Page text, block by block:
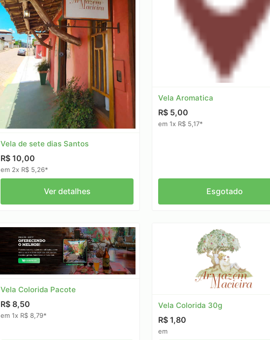
Vela de sete dias Santos
R$ 10,00
em 2x R$ 5,26*
Ver detalhes
Vela Aromatica
R$ 5,00
em 1x R$ 5,17*
Esgotado
Vela Colorida Pacote
R$ 8,50
em 1x R$ 8,79*
Vela Colorida 30g
R$ 1,80
em